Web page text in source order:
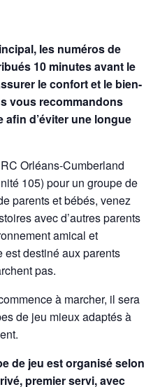
les numéros de
10 minutes avant le
le confort et le bien-
vous recommandons
afin d’éviter une longue
Orléans-Cumberland
105) pour un groupe de
parents et bébés, venez
avec d’autres parents
amical et
est destiné aux parents
pas.
à marcher, il sera
de jeu mieux adaptés à
de jeu est organisé selon
premier servi, avec